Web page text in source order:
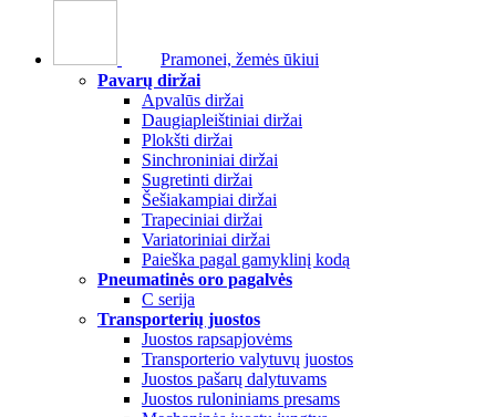
Pramonei, žemės ūkiui
Pavarų diržai
Apvalūs diržai
Daugiapleištiniai diržai
Plokšti diržai
Sinchroniniai diržai
Sugretinti diržai
Šešiakampiai diržai
Trapeciniai diržai
Variatoriniai diržai
Paieška pagal gamyklinį kodą
Pneumatinės oro pagalvės
C serija
Transporterių juostos
Juostos rapsapjovėms
Transporterio valytuvų juostos
Juostos pašarų dalytuvams
Juostos ruloniniams presams